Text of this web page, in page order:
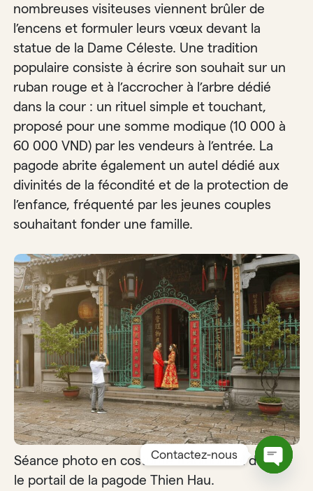
nombreuses visiteuses viennent brûler de
l’encens et formuler leurs vœux devant la
statue de la Dame Céleste. Une tradition
populaire consiste à écrire son souhait sur un
ruban rouge et à l’accrocher à l’arbre dédié
dans la cour : un rituel simple et touchant,
proposé pour une somme modique (10 000 à
60 000 VND) par les vendeurs à l’entrée. La
pagode abrite également un autel dédié aux
divinités de la fécondité et de la protection de
l’enfance, fréquenté par les jeunes couples
souhaitant fonder une famille.
Séance photo en costume traditionnel devant
le portail de la pagode Thien Hau.
Contactez-nous